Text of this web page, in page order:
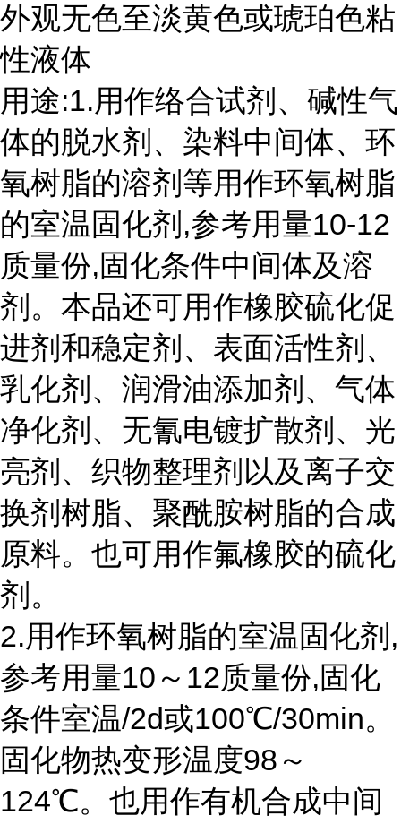
外观无色至淡黄色或琥珀色粘
性液体
用途:1.用作络合试剂、碱性气
体的脱水剂、染料中间体、环
氧树脂的溶剂等用作环氧树脂
的室温固化剂,参考用量10-12
质量份,固化条件中间体及溶
剂。本品还可用作橡胶硫化促
进剂和稳定剂、表面活性剂、
乳化剂、润滑油添加剂、气体
净化剂、无氰电镀扩散剂、光
亮剂、织物整理剂以及离子交
换剂树脂、聚酰胺树脂的合成
原料。也可用作氟橡胶的硫化
剂。
2.用作环氧树脂的室温固化剂,
参考用量10～12质量份,固化
条件室温/2d或100℃/30min。
固化物热变形温度98～
124℃。也用作有机合成中间